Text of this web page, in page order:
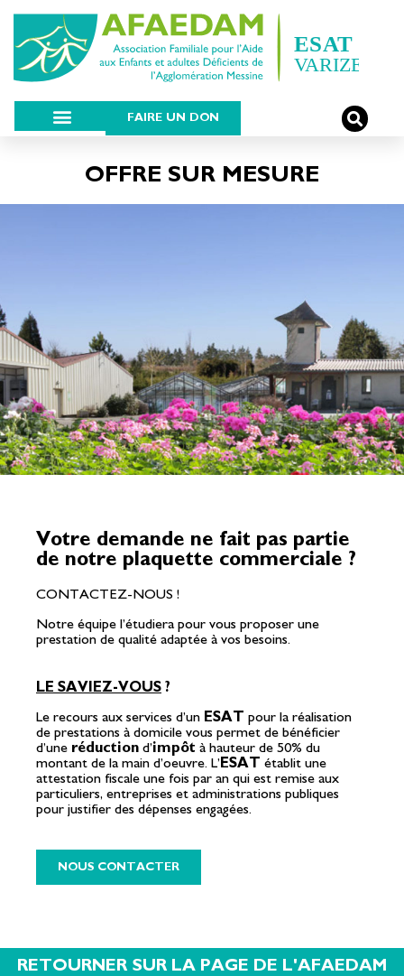
FAIRE UN DON
OFFRE SUR MESURE
Votre demande ne fait pas partie
de notre plaquette commerciale ?
CONTACTEZ-NOUS !
Notre équipe l’étudiera pour vous proposer une
prestation de qualité adaptée à vos besoins.
LE SAVIEZ-VOUS ?
Le recours aux services d’un ESAT pour la réalisation
de prestations à domicile vous permet de bénéficier
d’une réduction d’impôt à hauteur de 50% du
montant de la main d’oeuvre. L’ESAT établit une
attestation fiscale une fois par an qui est remise aux
particuliers, entreprises et administrations publiques
pour justifier des dépenses engagées.
NOUS CONTACTER
RETOURNER SUR LA PAGE DE L'AFAEDAM